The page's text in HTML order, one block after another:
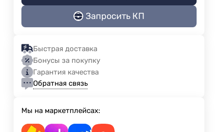
Запросить КП
Быстрая доставка
Бонусы за покупку
Гарантия качества
Обратная связь
Мы на маркетплейсах: